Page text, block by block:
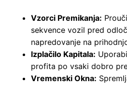
Vzorci Premikanja:
sekvence vozil pred
napredovanje na
Izplačilo Kapitala:
profita po vsaki dobro
Vremenski Okna: